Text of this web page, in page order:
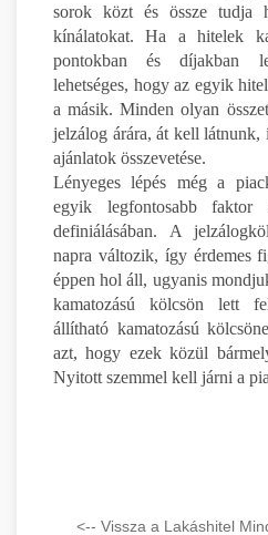
sorok közt és össze tudja
kínálatokat. Ha a hitelek
pontokban és díjakban
lehetséges, hogy az egyik
a másik. Minden olyan
jelzálog árára, át kell látnunk,
ajánlatok összevetése.
Lényeges lépés még a
egyik legfontosabb faktor
definiálásában. A
napra változik, így érdemes
éppen hol áll, ugyanis
kamatozású kölcsön lett
állítható kamatozású
azt, hogy ezek közül
Nyitott szemmel kell járni a
<-- Vissza a Lakáshitel